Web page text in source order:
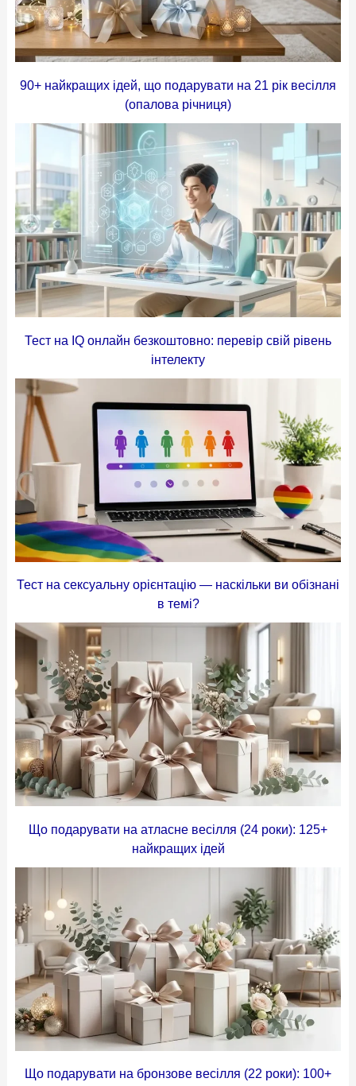
90+ найкращих ідей, що подарувати на 21 рік весілля
(опалова річниця)
Тест на IQ онлайн безкоштовно: перевір свій рівень
інтелекту
Тест на сексуальну орієнтацію — наскільки ви обізнані
в темі?
Що подарувати на атласне весілля (24 роки): 125+
найкращих ідей
Що подарувати на бронзове весілля (22 роки): 100+